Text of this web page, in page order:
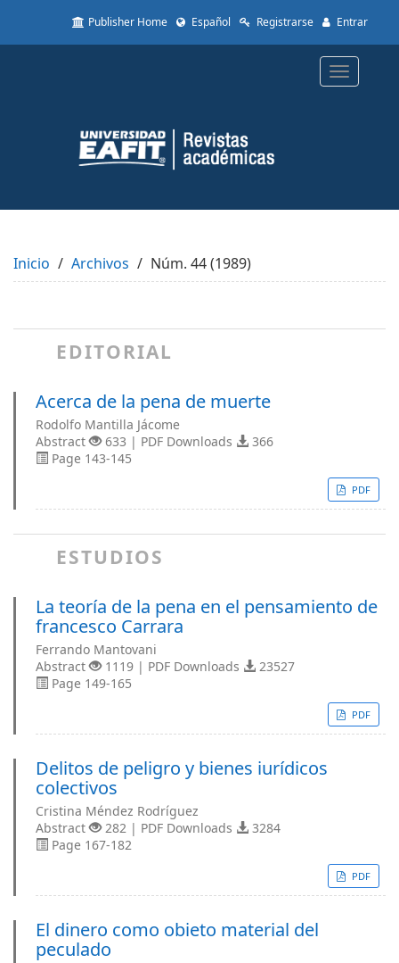
to
Content
Sidebar
Publisher Home Español Registrarse Entrar
Toggle
Inicio Archivos Núm. 44 (1989)
EDITORIAL
Acerca de la pena de muerte
Rodolfo Mantilla Jácome
Abstract
633 | PDF Downloads
366
Page 143-145
PDF
ESTUDIOS
La teoría de la pena en el pensamiento de
francesco Carrara
Ferrando Mantovani
Abstract
1119 | PDF Downloads
23527
Page 149-165
PDF
Delitos de peligro y bienes iurídicos
colectivos
Cristina Méndez Rodríguez
Abstract
282 | PDF Downloads
3284
Page 167-182
PDF
El dinero como obieto material del
peculado